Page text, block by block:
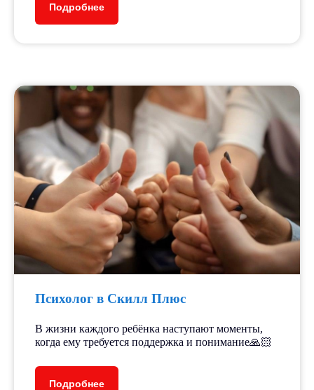
Подробнее
Психолог в Скилл Плюс
В жизни каждого ребёнка наступают моменты,
когда ему требуется поддержка и понимание🙏🏻
Подробнее